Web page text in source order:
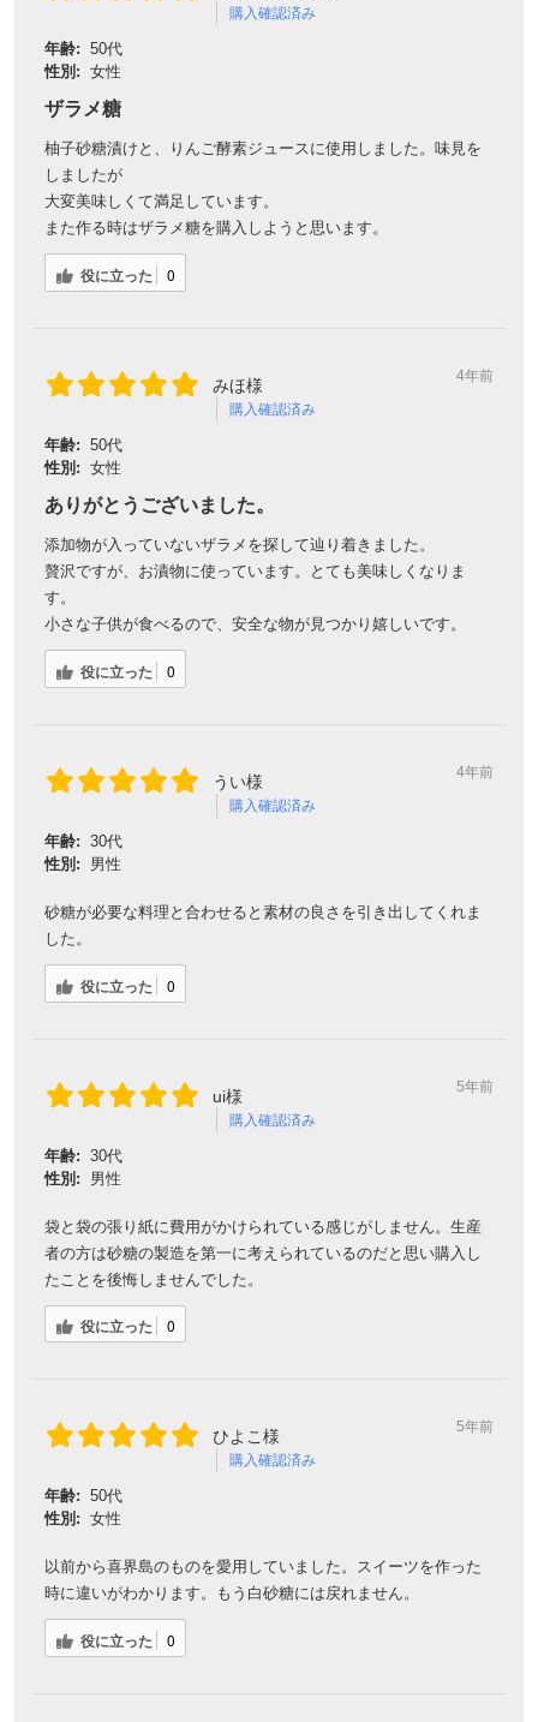
購入確認済み
年齢: 50代
性別: 女性
ザラメ糖
柚子砂糖漬けと、りんご酵素ジュースに使用しました。味見を
しましたが
大変美味しくて満足しています。
また作る時はザラメ糖を購入しようと思います。
役に立った 0
みほ様
購入確認済み
4年前
年齢: 50代
性別: 女性
ありがとうございました。
添加物が入っていないザラメを探して辿り着きました。
贅沢ですが、お漬物に使っています。とても美味しくなりま
す。
小さな子供が食べるので、安全な物が見つかり嬉しいです。
役に立った 0
うい様
購入確認済み
4年前
年齢: 30代
性別:
男性
砂糖が必要な料理と合わせると素材の良さを引き出してくれま
した。
役に立った 0
ui様
購入確認済み
5年前
年齢: 30代
性別:
男性
袋と袋の張り紙に費用がかけられている感じがしません。生産
者の方は砂糖の製造を第一に考えられているのだと思い購入し
たことを後悔しませんでした。
役に立った 0
ひよこ様
購入確認済み
5年前
年齢: 50代
性別: 女性
以前から喜界島のものを愛用していました。スイーツを作った
時に違いがわかります。もう白砂糖には戻れません。
役に立った 0
今すぐ使える
新規会員様限定特典クーポン